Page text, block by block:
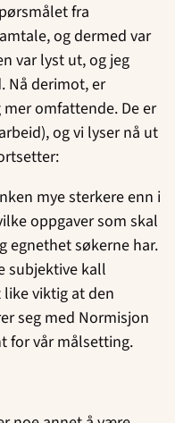
fra
og dermed var
var lyst ut, og jeg
Nå derimot, er
omfattende. De er
og vi lyser nå ut
mye sterkere enn i
oppgaver som skal
egnethet søkerne har.
subjektive kall
viktig at den
seg med Normisjon
for vår målsetting.